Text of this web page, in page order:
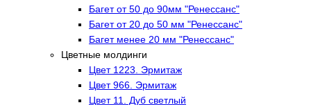
Багет от 50 до 90мм "Ренессанс"
Багет от 20 до 50 мм "Ренессанс"
Багет менее 20 мм "Ренессанс"
Цветные молдинги
Цвет 1223. Эрмитаж
Цвет 966. Эрмитаж
Цвет 11. Дуб светлый